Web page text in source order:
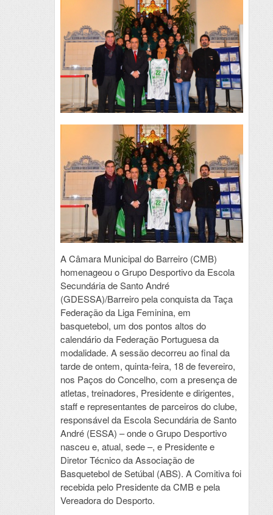
A Câmara Municipal do Barreiro (CMB)
homenageou o Grupo Desportivo da Escola
Secundária de Santo André
(GDESSA)/Barreiro pela conquista da Taça
Federação da Liga Feminina, em
basquetebol, um dos pontos altos do
calendário da Federação Portuguesa da
modalidade. A sessão decorreu ao final da
tarde de ontem, quinta-feira, 18 de fevereiro,
nos Paços do Concelho, com a presença de
atletas, treinadores, Presidente e dirigentes,
staff e representantes de parceiros do clube,
responsável da Escola Secundária de Santo
André (ESSA) – onde o Grupo Desportivo
nasceu e, atual, sede –, e Presidente e
Diretor Técnico da Associação de
Basquetebol de Setúbal (ABS). A Comitiva foi
recebida pelo Presidente da CMB e pela
Vereadora do Desporto.